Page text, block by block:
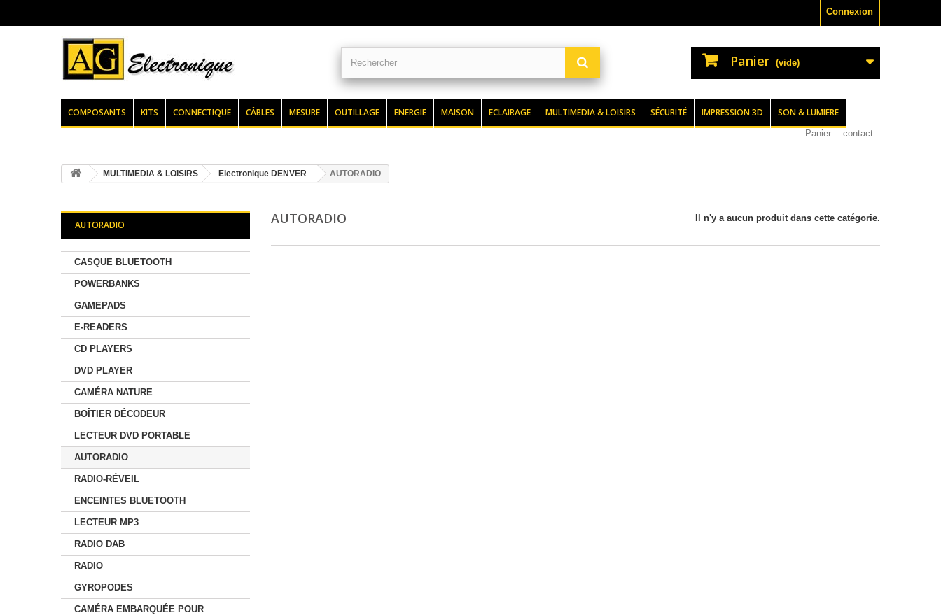
Connexion
Panier (vide)
COMPOSANTS KITS CONNECTIQUE CÂBLES MESURE OUTILLAGE ENERGIE MAISON ECLAIRAGE MULTIMEDIA & LOISIRS SÉCURITÉ IMPRESSION 3D SON & LUMIERE
Panier contact
MULTIMEDIA & LOISIRS Electronique DENVER AUTORADIO
AUTORADIO
CASQUE BLUETOOTH
POWERBANKS
GAMEPADS
E-READERS
CD PLAYERS
DVD PLAYER
CAMÉRA NATURE
BOÎTIER DÉCODEUR
LECTEUR DVD PORTABLE
AUTORADIO
RADIO-RÉVEIL
ENCEINTES BLUETOOTH
LECTEUR MP3
RADIO DAB
RADIO
GYROPODES
CAMÉRA EMBARQUÉE POUR
AUTORADIO Il n'y a aucun produit dans cette catégorie.